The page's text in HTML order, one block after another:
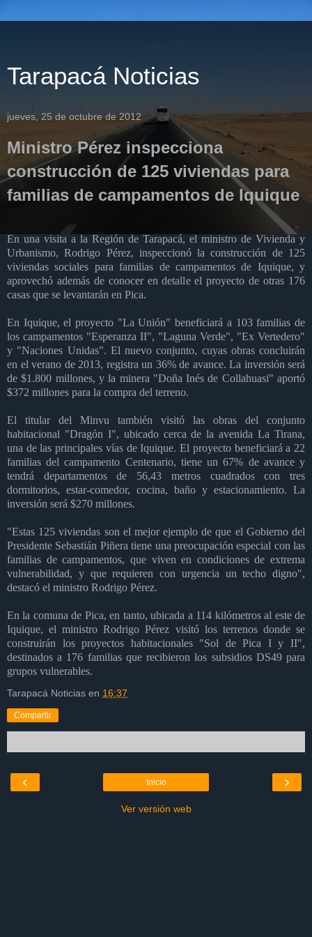
Tarapacá Noticias
jueves, 25 de octubre de 2012
Ministro Pérez inspecciona
construcción de 125 viviendas para
familias de campamentos de Iquique
En una visita a la Región de Tarapacá, el ministro de Vivienda y
Urbanismo, Rodrigo Pérez, inspeccionó la construcción de 125
viviendas sociales para familias de campamentos de Iquique, y
aprovechó además de conocer en detalle el proyecto de otras 176
casas que se levantarán en Pica.
En Iquique, el proyecto "La Unión" beneficiará a 103 familias de
los campamentos "Esperanza II", "Laguna Verde", "Ex Vertedero"
y "Naciones Unidas". El nuevo conjunto, cuyas obras concluirán
en el verano de 2013, registra un 36% de avance. La inversión será
de $1.800 millones, y la minera "Doña Inés de Collahuasi" aportó
$372 millones para la compra del terreno.
El titular del Minvu también visitó las obras del conjunto
habitacional "Dragón I", ubicado cerca de la avenida La Tirana,
una de las principales vías de Iquique. El proyecto beneficiará a 22
familias del campamento Centenario, tiene un 67% de avance y
tendrá departamentos de 56,43 metros cuadrados con tres
dormitorios, estar-comedor, cocina, baño y estacionamiento. La
inversión será $270 millones.
"Estas 125 viviendas son el mejor ejemplo de que el Gobierno del
Presidente Sebastián Piñera tiene una preocupación especial con las
familias de campamentos, que viven en condiciones de extrema
vulnerabilidad, y que requieren con urgencia un techo digno",
destacó el ministro Rodrigo Pérez.
En la comuna de Pica, en tanto, ubicada a 114 kilómetros al este de
Iquique, el ministro Rodrigo Pérez visitó los terrenos donde se
construirán los proyectos habitacionales "Sol de Pica I y II",
destinados a 176 familias que recibieron los subsidios DS49 para
grupos vulnerables.
Tarapacá Noticias en 16:37
Compartir
‹ ›
Inicio
Ver versión web